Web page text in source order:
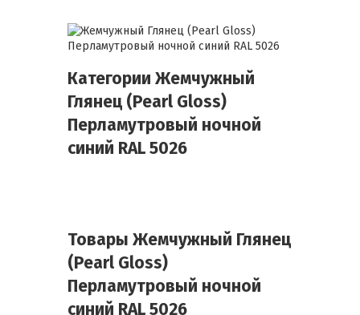
Категории Жемчужный
Глянец (Pearl Gloss)
Перламутровый ночной
синий RAL 5026
Товары Жемчужный Глянец
(Pearl Gloss)
Перламутровый ночной
синий RAL 5026